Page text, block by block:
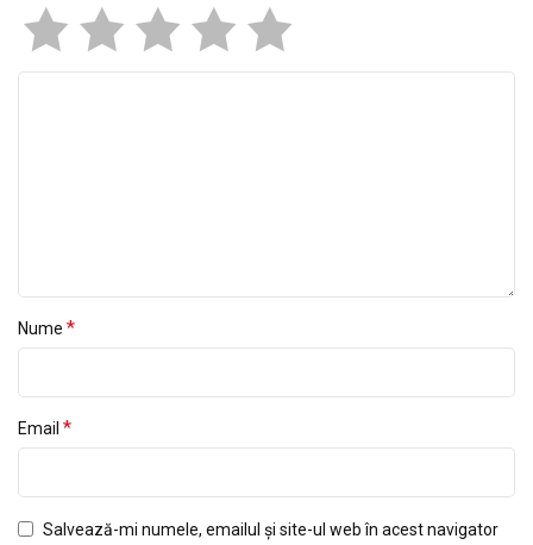
Nume *
Email *
Salvează-mi numele, emailul și site-ul web în acest navigator